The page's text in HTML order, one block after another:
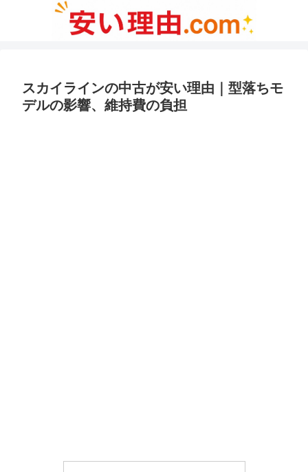
スカイラインの中古が安い理由｜型落ちモ
デルの影響、維持費の負担